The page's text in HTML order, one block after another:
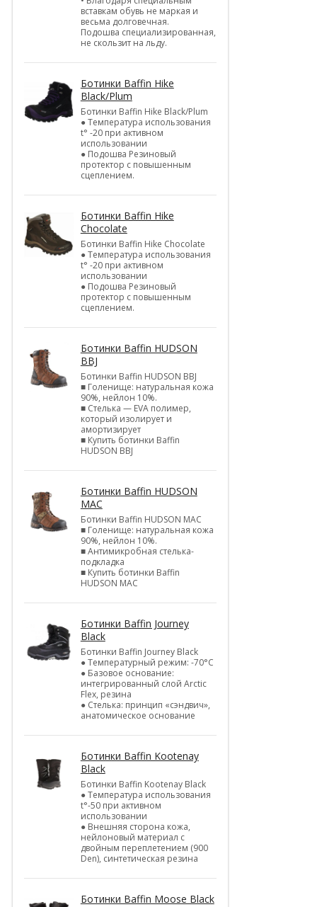
вставкам обувь не маркая и
весьма долговечная.
Подошва специализированная,
не скользит на льду.
Ботинки Baffin Hike
Black/Plum
Ботинки Baffin Hike Black/Plum
● Температура использования
t° -20 при активном
использовании
● Подошва Резиновый
протектор с повышенным
сцеплением.
Ботинки Baffin Hike
Chocolate
Ботинки Baffin Hike Chocolate
● Температура использования
t° -20 при активном
использовании
● Подошва Резиновый
протектор с повышенным
сцеплением.
Ботинки Baffin HUDSON
BBJ
Ботинки Baffin HUDSON BBJ
■ Голенище: натуральная кожа
90%, нейлон 10%.
■ Стелька — EVA полимер,
который изолирует и
амортизирует
■ Купить ботинки Baffin
HUDSON BBJ
Ботинки Baffin HUDSON
MAC
Ботинки Baffin HUDSON MAC
■ Голенище: натуральная кожа
90%, нейлон 10%.
■ Антимикробная стелька-
подкладка
■ Купить ботинки Baffin
HUDSON MAC
Ботинки Baffin Journey
Black
Ботинки Baffin Journey Black
● Температурный режим: -70°С
● Базовое основание:
интегрированный слой Arctic
Flex, резина
● Стелька: принцип «сэндвич»,
анатомическое основание
Ботинки Baffin Kootenay
Black
Ботинки Baffin Kootenay Black
● Температура использования
t°-50 при активном
использовании
● Внешняя сторона кожа,
нейлоновый материал с
двойным переплетением (900
Den), синтетическая резина
Ботинки Baffin Moose Black